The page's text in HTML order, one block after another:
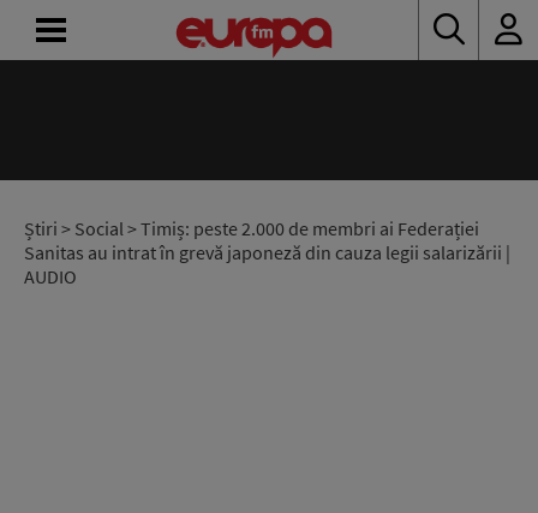
Știri > Social> Timiș: peste 2.000 de membri ai Federației
Sanitas au intrat în grevă japoneză din cauza legii salarizării |
AUDIO
RADIO
CONCURSURI